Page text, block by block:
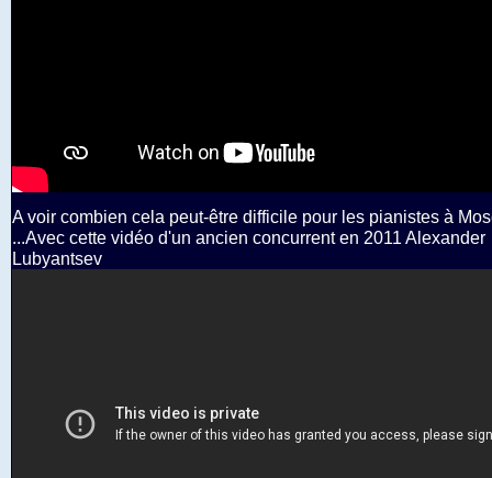
A voir combien cela peut-être difficile pour les pianistes à
...Avec cette vidéo d'un ancien concurrent en 2011 Alexander
Lubyantsev